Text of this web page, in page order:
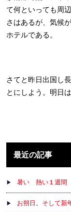
て何といっても周
さはあるが、気候
ホテルである。
さてと昨日出国し
とにしよう。明日
最近の記事
暑い 熱い１週間
お朔日。そして新